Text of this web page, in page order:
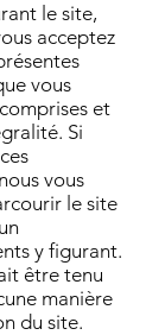
le site,
acceptez
vous
et
Si
vous
le site
y figurant.
être tenu
manière
du site.